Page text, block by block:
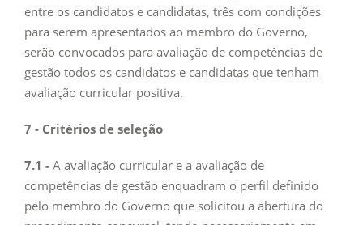
entre os candidatos e candidatas, três com condições
para serem apresentados ao membro do Governo,
serão convocados para avaliação de competências de
gestão todos os candidatos e candidatas que tenham
avaliação curricular positiva.
7 - Critérios de seleção
7.1 - A avaliação curricular e a avaliação de
competências de gestão enquadram o perfil definido
pelo membro do Governo que solicitou a abertura do